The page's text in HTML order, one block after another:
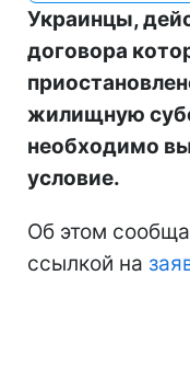
Украинцы,
договора
жилищную
необходимо
условие.
Об этом
ссылкой на